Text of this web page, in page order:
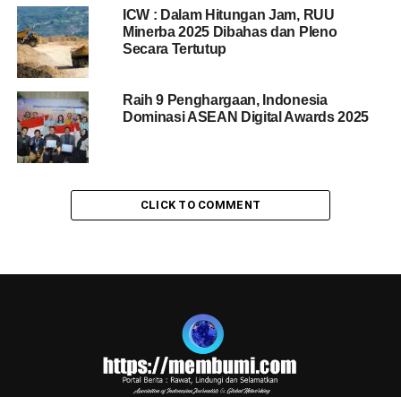
ICW : Dalam Hitungan Jam, RUU
Minerba 2025 Dibahas dan Pleno
Secara Tertutup
Raih 9 Penghargaan, Indonesia
Dominasi ASEAN Digital Awards 2025
CLICK TO COMMENT